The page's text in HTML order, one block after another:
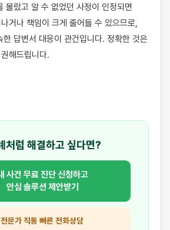
몰랐고 알 수 없었던 사정이 인정되면
거나 책임이 크게 줄어들 수 있으므로,
한 답변서 대응이 관건입니다. 정확한 것은
해드립니다.
처럼 해결하고 싶다면?
사건 무료 진단 신청하고
안심 솔루션 제안받기
전문가 직통 빠른 전화상담